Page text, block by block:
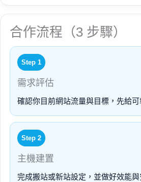
合作流程（3 步驟）
Step 1
需求評估
確認你目前網站流量與目標，先給可
Step 2
主機建置
完成搬站或新站設定，並做好效能與